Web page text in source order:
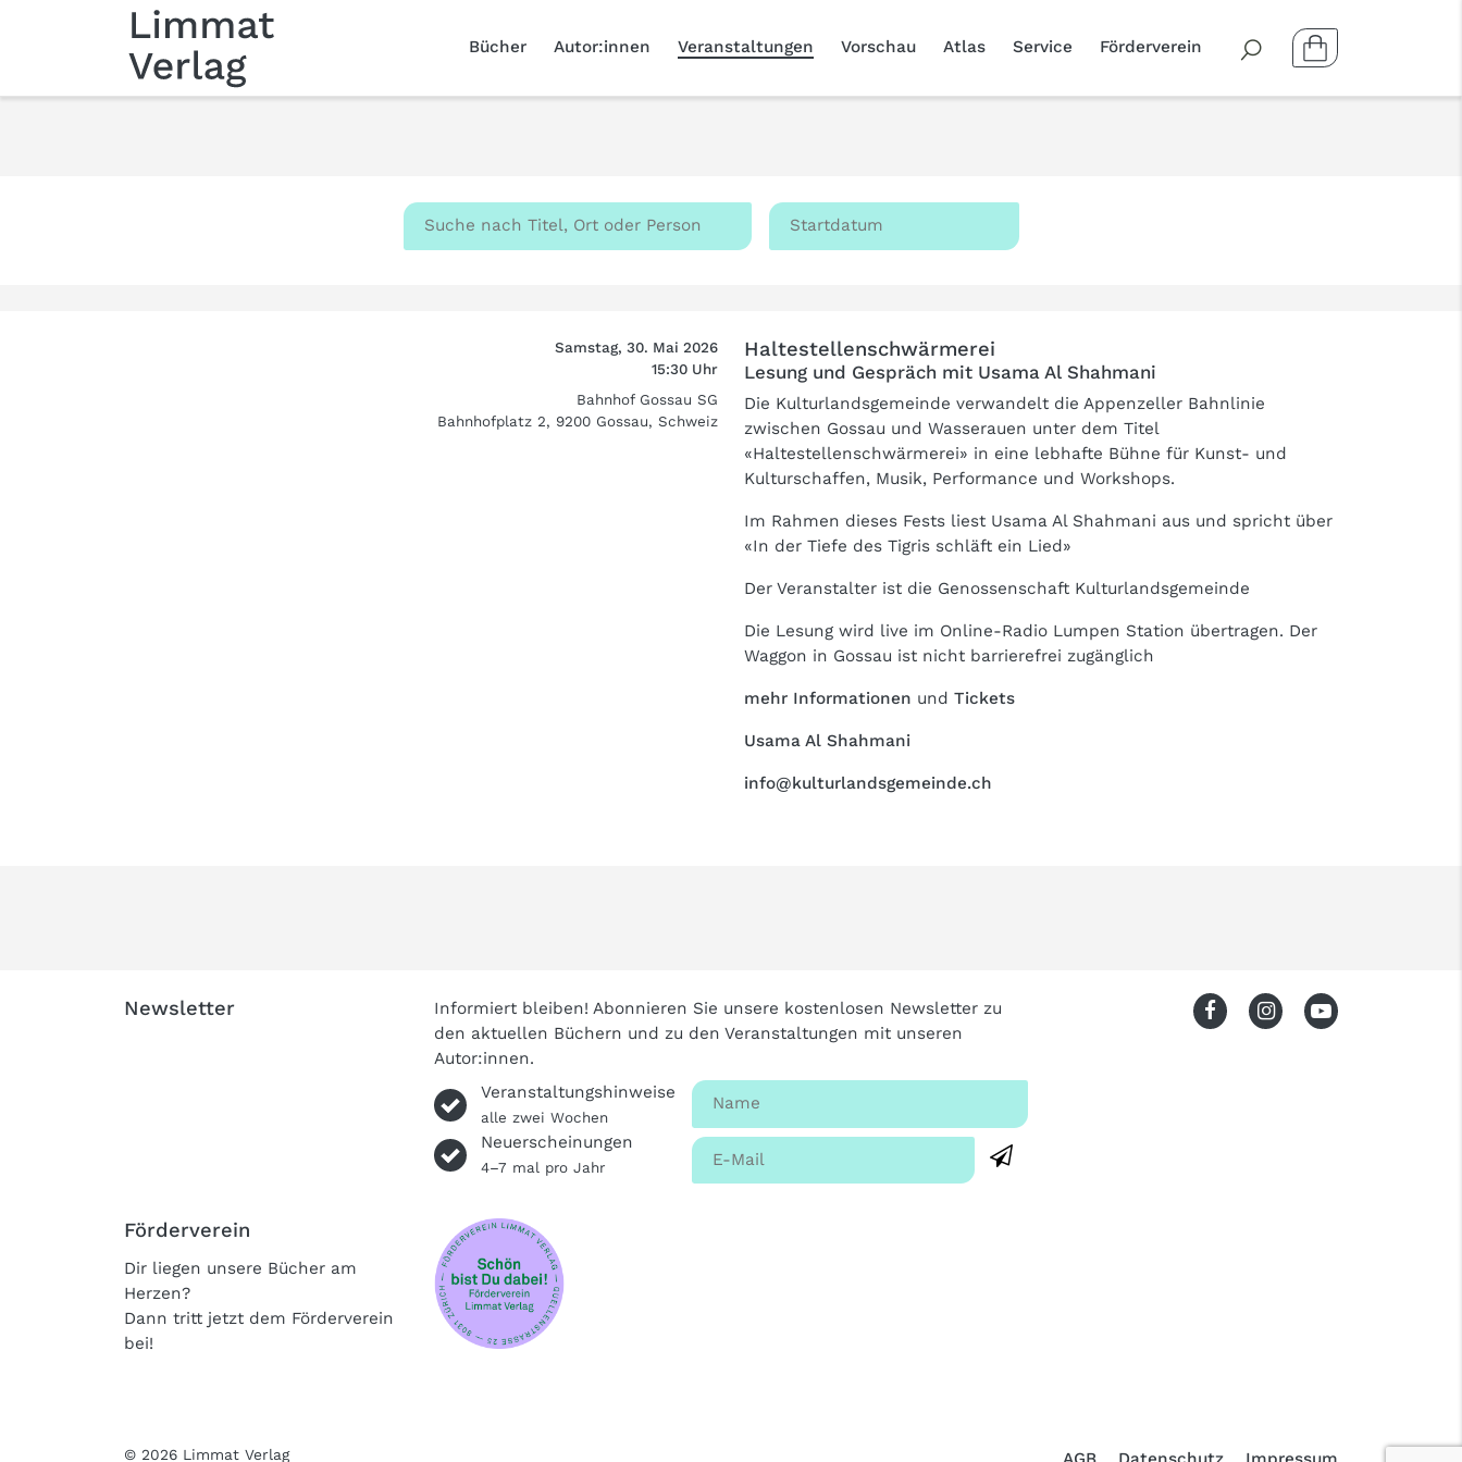
Bücher Autor:innen Veranstaltungen Vorschau Atlas Service Förderverein
Samstag, 30. Mai 2026
15:30 Uhr
Bahnhof Gossau SG
Bahnhofplatz 2, 9200 Gossau, Schweiz
Haltestellenschwärmerei
Lesung und Gespräch mit Usama Al Shahmani
Die Kulturlandsgemeinde verwandelt die Appenzeller Bahnlinie
zwischen Gossau und Wasserauen unter dem Titel
«Haltestellenschwärmerei» in eine lebhafte Bühne für Kunst- und
Kulturschaffen, Musik, Performance und Workshops.
Im Rahmen dieses Fests liest Usama Al Shahmani aus und spricht über
«In der Tiefe des Tigris schläft ein Lied»
Der Veranstalter ist die Genossenschaft Kulturlandsgemeinde
Die Lesung wird live im Online-Radio Lumpen Station übertragen. Der
Waggon in Gossau ist nicht barrierefrei zugänglich
mehr Informationen und Tickets
Usama Al Shahmani
info@kulturlandsgemeinde.ch
Newsletter
Informiert bleiben! Abonnieren Sie unsere kostenlosen Newsletter zu
den aktuellen Büchern und zu den Veranstaltungen mit unseren
Autor:innen.
Veranstaltungshinweise
alle zwei Wochen
Neuerscheinungen
4–7 mal pro Jahr
Förderverein
Dir liegen unsere Bücher am
Herzen?
Dann tritt jetzt dem Förderverein
bei!
© 2026 Limmat Verlag